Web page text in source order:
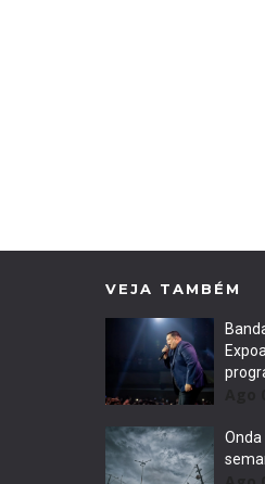
VEJA TAMBÉM